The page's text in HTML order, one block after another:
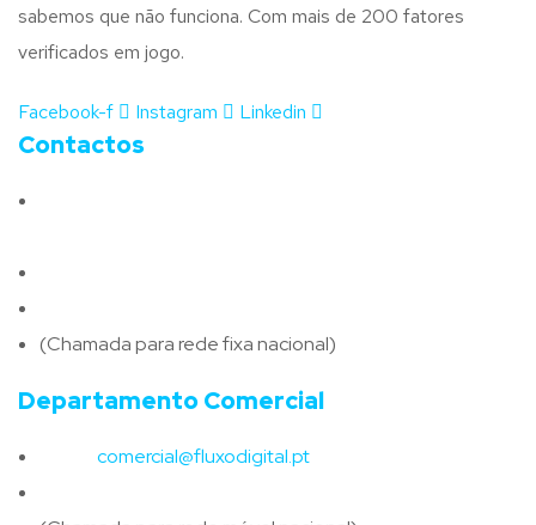
sabemos que não funciona. Com mais de 200 fatores
verificados em jogo.
Facebook-f Instagram Linkedin
Contactos
(Chamada para rede fixa nacional)
Departamento Comercial
comercial@fluxodigital.pt